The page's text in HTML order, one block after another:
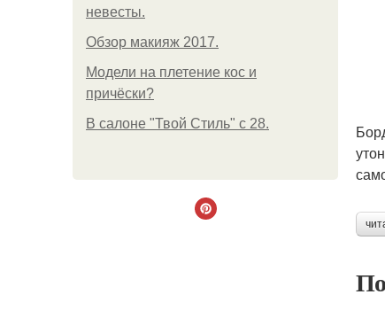
невесты.
Обзор макияж 2017.
Модели на плетение кос и
причёски?
В салоне "Твой Стиль" с 28.